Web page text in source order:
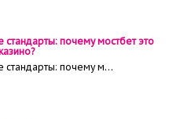
стандарты: почему мостбет это
стандарты: почему м…